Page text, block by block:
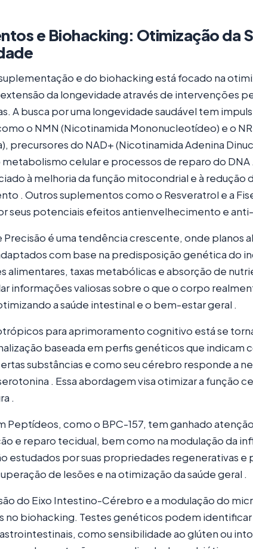
e Biohacking: Otimização da
e do biohacking está focado na
da longevidade através de intervenções
A busca por uma longevidade saudável tem
o NMN (Nicotinamida Mononucleotídeo) e o
precursores do NAD+ (Nicotinamida Adenina
metabolismo celular e processos de reparo do DNA
à melhoria da função mitocondrial e à redução
. Outros suplementos como o Resveratrol e a
seus potenciais efeitos antienvelhecimento e
Precisão é uma tendência crescente, onde planos
com base na predisposição genética do
alimentares, taxas metabólicas e absorção de
informações valiosas sobre o que o corpo
a saúde intestinal e o bem-estar geral .
para aprimoramento cognitivo está se
baseada em perfis genéticos que indicam
substâncias e como seu cérebro responde a
. Essa abordagem visa otimizar a função
.
Peptídeos, como o BPC-157, tem ganhado
e reparo tecidual, bem como na modulação da
estudados por suas propriedades regenerativas e
de lesões e na otimização da saúde geral .
do Eixo Intestino-Cérebro e a modulação do
no biohacking. Testes genéticos podem
como sensibilidade ao glúten ou